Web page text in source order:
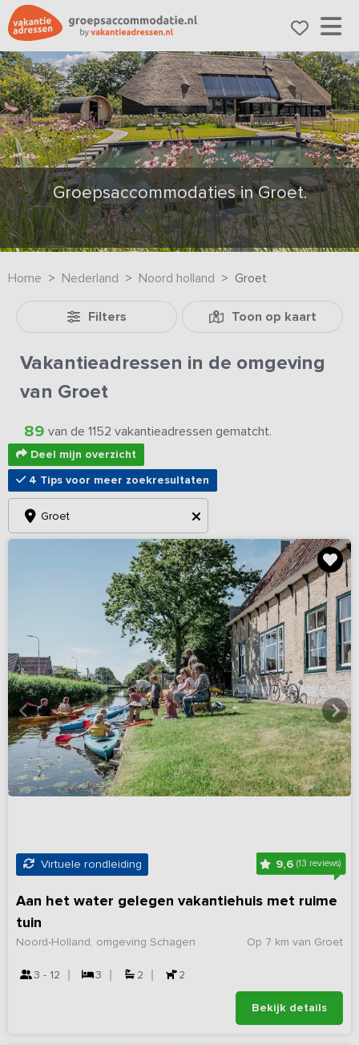
Groepsaccommodaties in Groet.
Home Nederland Noord holland Groet
Filters Toon op kaart
Vakantieadressen in de omgeving
van Groet
89 van de 1152 vakantieadressen gematcht.
Deel mijn overzicht
4 Tips voor meer zoekresultaten
Groet
Virtuele rondleiding 9,6(13 reviews)
Aan het water gelegen vakantiehuis met ruime
tuin
Op 7 km van Groet
Noord-Holland, omgeving Schagen
3 - 12 3 2 2
Bekijk details